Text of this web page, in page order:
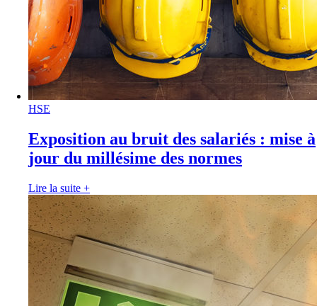
HSE
Exposition au bruit des salariés : mise à
jour du millésime des normes
Lire la suite +